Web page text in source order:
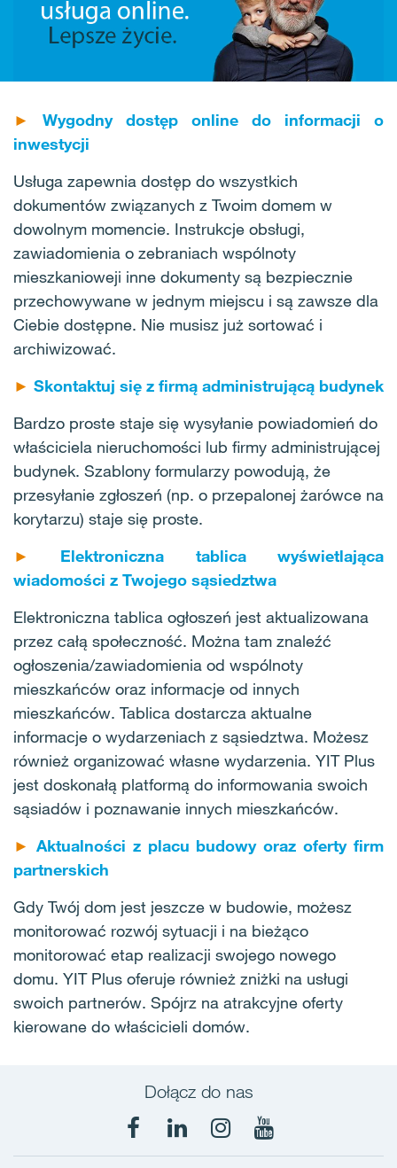
►
Wygodny dostęp online do informacji o
inwestycji
Usługa zapewnia dostęp do wszystkich
dokumentów związanych z Twoim domem w
dowolnym momencie. Instrukcje obsługi,
zawiadomienia o zebraniach wspólnoty
mieszkanioweji inne dokumenty są bezpiecznie
przechowywane w jednym miejscu i są zawsze dla
Ciebie dostępne. Nie musisz już sortować i
archiwizować.
► Skontaktuj się z firmą administrującą budynek
Bardzo proste staje się wysyłanie powiadomień do
właściciela nieruchomości lub firmy administrującej
budynek. Szablony formularzy powodują, że
przesyłanie zgłoszeń (np. o przepalonej żarówce na
korytarzu) staje się proste.
►
Elektroniczna tablica wyświetlająca
wiadomości z Twojego sąsiedztwa
Elektroniczna tablica ogłoszeń jest aktualizowana
przez całą społeczność. Można tam znaleźć
ogłoszenia/zawiadomienia od wspólnoty
mieszkańców oraz informacje od innych
mieszkańców. Tablica dostarcza aktualne
informacje o wydarzeniach z sąsiedztwa. Możesz
również organizować własne wydarzenia. YIT Plus
jest doskonałą platformą do informowania swoich
sąsiadów i poznawanie innych mieszkańców.
► Aktualności z placu budowy oraz oferty firm
partnerskich
Gdy Twój dom jest jeszcze w budowie, możesz
monitorować rozwój sytuacji i na bieżąco
monitorować etap realizacji swojego nowego
domu. YIT Plus oferuje również zniżki na usługi
swoich partnerów. Spójrz na atrakcyjne oferty
kierowane do właścicieli domów.
Dołącz do nas
Facebook
LinkedInInstagram
YouTube